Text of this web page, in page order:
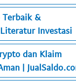
&
Investasi
dan Klaim
|